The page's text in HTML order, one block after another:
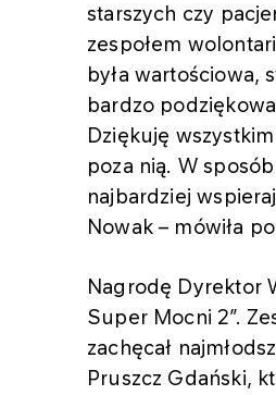
starszych czy
zespołem
była wartościowa,
bardzo
Dziękuję
poza nią. W
najbardziej
Nowak – mówiła
Nagrodę Dyrektor
Super Mocni 2”.
zachęcał
Pruszcz Gdański,